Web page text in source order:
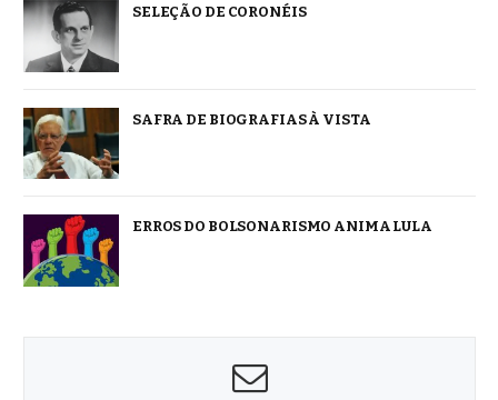
SELEÇÃO DE CORONÉIS
SAFRA DE BIOGRAFIAS À VISTA
ERROS DO BOLSONARISMO ANIMA LULA